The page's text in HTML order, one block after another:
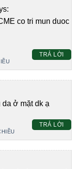
co tri mun duoc
TRẢ LỜI
ở mặt dk ạ
TRẢ LỜI